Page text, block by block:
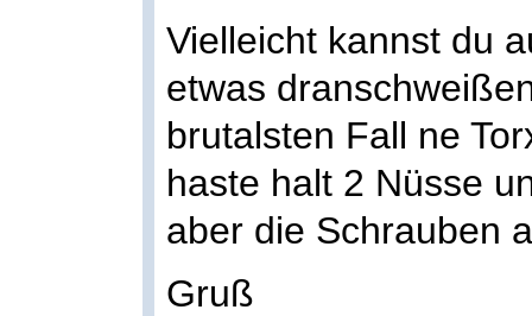
Vielleicht kannst du
etwas
brutalsten Fall ne
haste halt 2 Nüsse
aber die Schrauben
Gruß